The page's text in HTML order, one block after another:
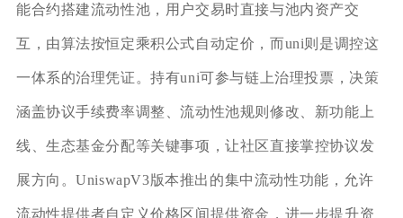
能合约搭建流动性池，用户交易时直接与池内资产交
互，由算法按恒定乘积公式自动定价，而uni则是调控这
一体系的治理凭证。持有uni可参与链上治理投票，决策
涵盖协议手续费率调整、流动性池规则修改、新功能上
线、生态基金分配等关键事项，让社区直接掌控协议发
展方向。UniswapV3版本推出的集中流动性功能，允许
流动性提供者自定义价格区间提供资金，进一步提升资